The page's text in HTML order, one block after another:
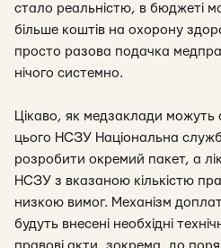
стало реальністю, в бюджеті
більше коштів на охорону
просто разова подачка
нічого системно.
Цікаво, як медзаклади
цього НСЗУ Національна
розробити окремий пакет, а
НСЗУ з вказаною кількістю
низкою вимог. Механізм
будуть внесені необхідні